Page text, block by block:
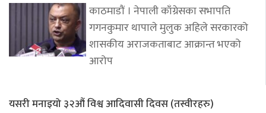
काठमाडौं । नेपाली काँग्रेसका सभापति
गगनकुमार थापाले मुलुक अहिले सरकारको
शासकीय अराजकताबाट आक्रान्त भएको
आरोप
यसरी मनाइयो ३२औं विश्व आदिवासी दिवस (तस्वीरहरु)